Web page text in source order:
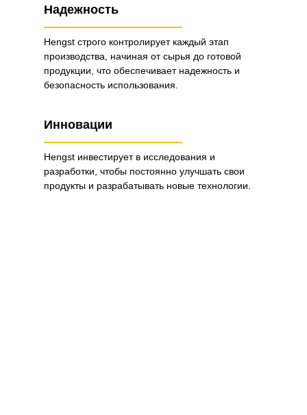
Надежность
Инновации
Hengst строго контролирует каждый этап
производства, начиная от сырья до готовой
продукции, что обеспечивает надежность и
безопасность использования.
Hengst инвестирует в исследования и
разработки, чтобы постоянно улучшать свои
продукты и разрабатывать новые технологии.